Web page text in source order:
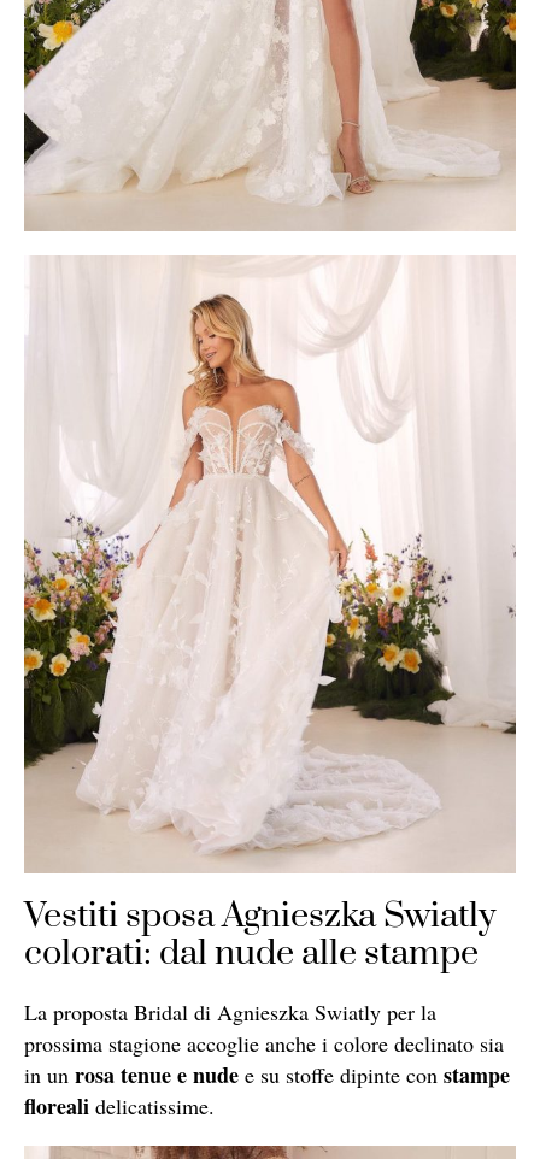
Vestiti sposa Agnieszka Swiatly
colorati: dal nude alle stampe
La proposta Bridal di Agnieszka Swiatly per la
prossima stagione accoglie anche i colore declinato sia
in un rosa tenue e nude e su stoffe dipinte con stampe
floreali delicatissime.